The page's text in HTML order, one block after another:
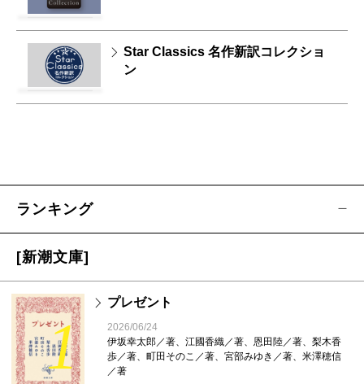
Star Classics 名作新訳コレクショ
ン
ランキング
[新潮文庫]
1
プレゼント
2026/06/24
伊坂幸太郎／著、江國香織／著、恩田陸／著、梨木香
歩／著、町田そのこ／著、宮部みゆき／著、米澤穂信
／著